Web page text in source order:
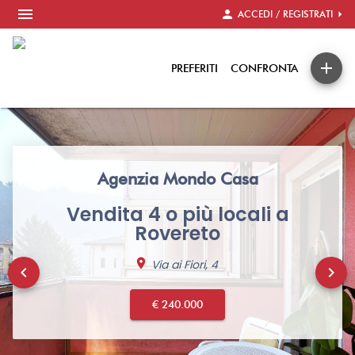
menu person ACCEDI / REGISTRATI arrow_right
PREFERITI CONFRONTA add
keyboard_arrow_left keyboard_arrow_right
Agenzia Mondo Casa
Vendita 4 o più locali a
Rovereto
location_on Via ai Fiori, 4
€ 240.000